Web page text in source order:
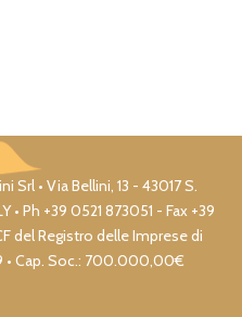
Srl • Via Bellini, 13 - 43017 S.
Ph +39 0521 873051 - Fax +39
del Registro delle Imprese di
• Cap. Soc.: 700.000,00€